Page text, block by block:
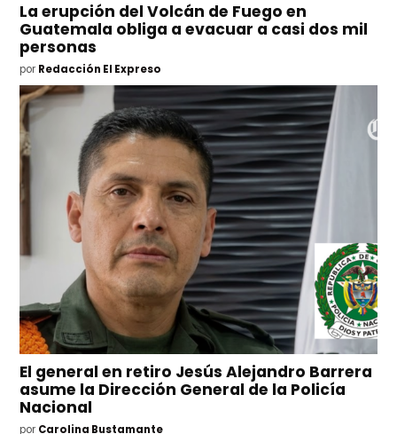
La erupción del Volcán de Fuego en
Guatemala obliga a evacuar a casi dos mil
personas
por Redacción El Expreso
El general en retiro Jesús Alejandro Barrera
asume la Dirección General de la Policía
Nacional
por Carolina Bustamante